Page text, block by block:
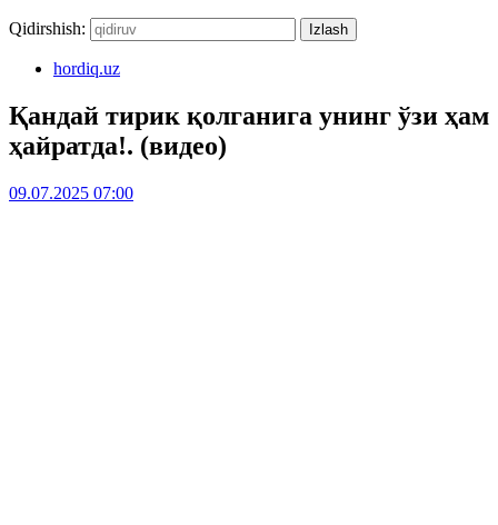
Qidirshish:
hordiq.uz
Қандай тирик қолганига унинг ўзи ҳам
ҳайратда!. (видео)
09.07.2025 07:00